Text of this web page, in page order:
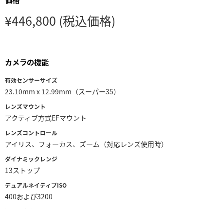
Poland
Portugal
Singapore
South Africa
Sweden
¥446,800 (税込価格)
カメラの機能
有効センサーサイズ
23.10mm x 12.99mm（スーパー35）
レンズマウント
アクティブ方式EFマウント
レンズコントロール
アイリス、フォーカス、ズーム（対応レンズ使用時）
ダイナミックレンジ
13ストップ
デュアルネイティブISO
400および3200